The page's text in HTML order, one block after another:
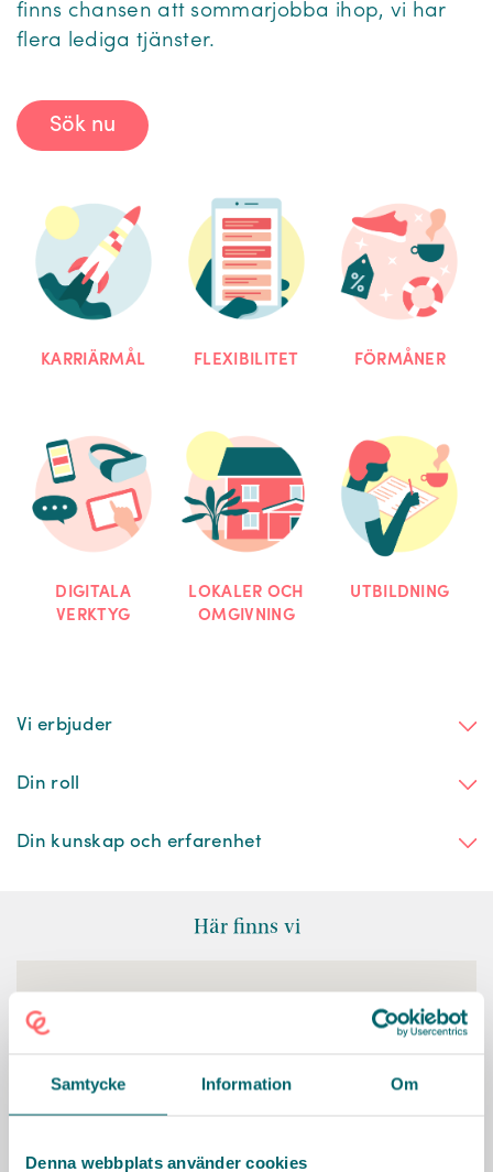
Samtycke Information Om
Denna webbplats använder cookies
finns chansen att sommarjobba ihop, vi har
flera lediga tjänster.
Sök nu
KARRIÄRMÅL FLEXIBILITET FÖRMÅNER
DIGITALA
VERKTYG
LOKALER OCH
OMGIVNING
UTBILDNING
Vi erbjuder
Din roll
Din kunskap och erfarenhet
Här finns vi